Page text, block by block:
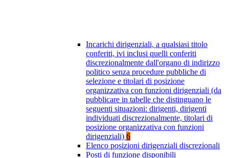
Incarichi dirigenziali, a qualsiasi titolo
conferiti, ivi inclusi quelli conferiti
discrezionalmente dall'organo di indirizzo
politico senza procedure pubbliche di
selezione e titolari di posizione
organizzativa con funzioni dirigenziali (da
pubblicare in tabelle che distinguano le
seguenti situazioni: dirigenti, dirigenti
individuati discrezionalmente, titolari di
posizione organizzativa con funzioni
dirigenziali) 6
Elenco posizioni dirigenziali discrezionali
Posti di funzione disponibili